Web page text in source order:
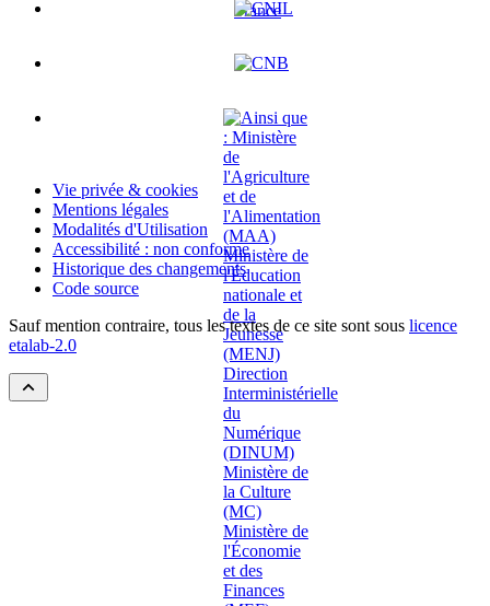
Vie privée & cookies
Mentions légales
Modalités d'Utilisation
Accessibilité : non conforme
Historique des changements
Code source
Sauf mention contraire, tous les textes de ce site sont sous licence
etalab-2.0